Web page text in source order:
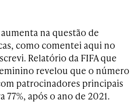
na questão de
como comentei aqui no
Relatório da FIFA que
revelou que o número
patrocinadores principais
77%, após o ano de 2021.